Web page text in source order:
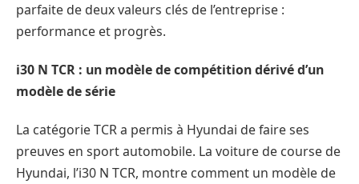
parfaite de deux valeurs clés de l’entreprise :
performance et progrès.
i30 N TCR : un modèle de compétition dérivé d’un
modèle de série
La catégorie TCR a permis à Hyundai de faire ses
preuves en sport automobile. La voiture de course de
Hyundai, l’i30 N TCR, montre comment un modèle de